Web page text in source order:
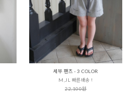
세부 팬츠 - 3 COLOR
M,JL 빠른배송 !
22,100원